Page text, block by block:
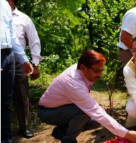
a
n
e
m
a
i
l